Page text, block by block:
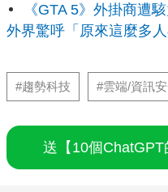
《GTA 5》外掛商遭
外界驚呼「原來這麼多人
#趨勢科技 #雲端/資訊
送【10個